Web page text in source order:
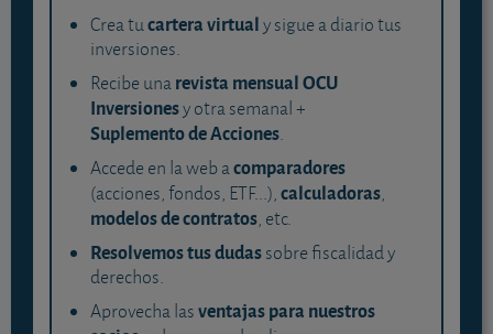
Crea tucartera virtualy sigue a diario tus
inversiones.
Recibe unarevista mensual OCU
Inversionesy otra semanal +
Suplemento de Acciones.
Accede en la web acomparadores
(acciones, fondos, ETF...),calculadoras,
modelos de contratos, etc.
Resolvemos tus dudassobre fiscalidad y
derechos.
Aprovecha lasventajas para nuestros